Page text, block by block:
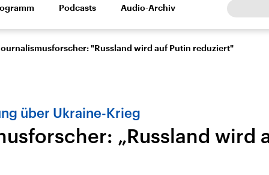
Wissen Kultur Europa
Beiträge,
Podcasts Audio-Archiv
"Russland wird auf Putin reduziert"
über Ukraine-Krieg
„Russland wird